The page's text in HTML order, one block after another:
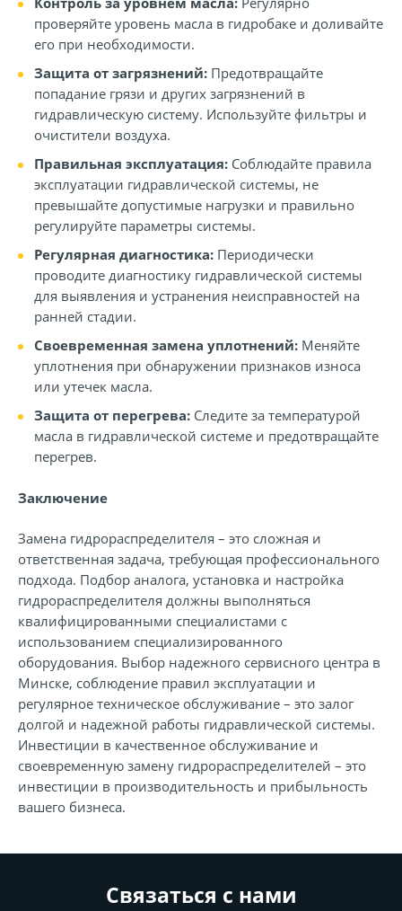
проверяйте уровень масла в гидробаке и доливайте
его при необходимости.
Защита от загрязнений: Предотвращайте
попадание грязи и других загрязнений в
гидравлическую систему. Используйте фильтры и
очистители воздуха.
Правильная эксплуатация: Соблюдайте правила
эксплуатации гидравлической системы, не
превышайте допустимые нагрузки и правильно
регулируйте параметры системы.
Регулярная диагностика: Периодически
проводите диагностику гидравлической системы
для выявления и устранения неисправностей на
ранней стадии.
Своевременная замена уплотнений: Меняйте
уплотнения при обнаружении признаков износа
или утечек масла.
Защита от перегрева: Следите за температурой
масла в гидравлической системе и предотвращайте
перегрев.
Заключение
Замена гидрораспределителя – это сложная и
ответственная задача, требующая профессионального
подхода. Подбор аналога, установка и настройка
гидрораспределителя должны выполняться
квалифицированными специалистами с
использованием специализированного
оборудования. Выбор надежного сервисного центра в
Минске, соблюдение правил эксплуатации и
регулярное техническое обслуживание – это залог
долгой и надежной работы гидравлической системы.
Инвестиции в качественное обслуживание и
своевременную замену гидрораспределителей – это
инвестиции в производительность и прибыльность
вашего бизнеса.
Связаться с нами